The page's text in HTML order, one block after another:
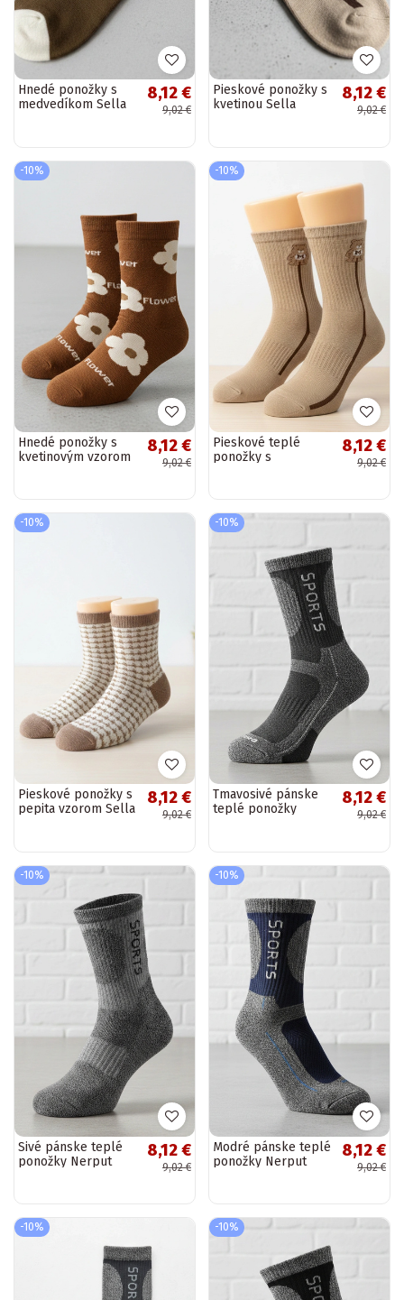
Hnedé ponožky s
medvedíkom Sella
8,12 €
9,02 €
Pieskové ponožky s
kvetinou Sella
8,12 €
9,02 €
-10%
Hnedé ponožky s
kvetinovým vzorom
8,12 €
9,02 €
-10%
Pieskové teplé
ponožky s
8,12 €
9,02 €
-10%
Pieskové ponožky s
pepita vzorom Sella
8,12 €
9,02 €
-10%
Tmavosivé pánske
teplé ponožky
8,12 €
9,02 €
-10%
Sivé pánske teplé
ponožky Nerput
8,12 €
9,02 €
-10%
Modré pánske teplé
ponožky Nerput
8,12 €
9,02 €
-10% -10%